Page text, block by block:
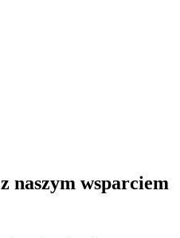
z naszym wsparciem